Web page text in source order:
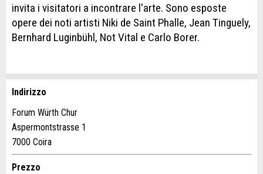
invita i visitatori a incontrare l'arte. Sono esposte
opere dei noti artisti Niki de Saint Phalle, Jean Tinguely,
Bernhard Luginbühl, Not Vital e Carlo Borer.
Contestare l'annuncio
Il tuo feedback è molto apprezzato!
Feedback generale
Consigliamo l'annuncio
Raccomando questo annuncio agli amici.
Indirizzo
Forum Würth Chur
Aspermontstrasse 1
7000 Coira
Prezzo